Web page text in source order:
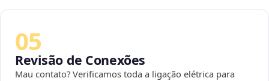
05
Revisão de Conexões
Mau contato? Verificamos toda a ligação elétrica para